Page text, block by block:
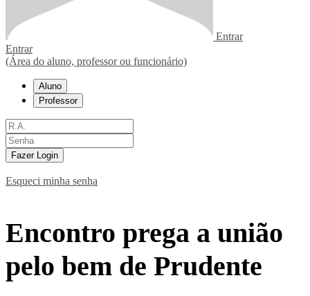
Entrar
Entrar
(Área do aluno, professor ou funcionário)
Aluno
Professor
Fazer Login
Esqueci minha senha
Encontro prega a união
pelo bem de Prudente